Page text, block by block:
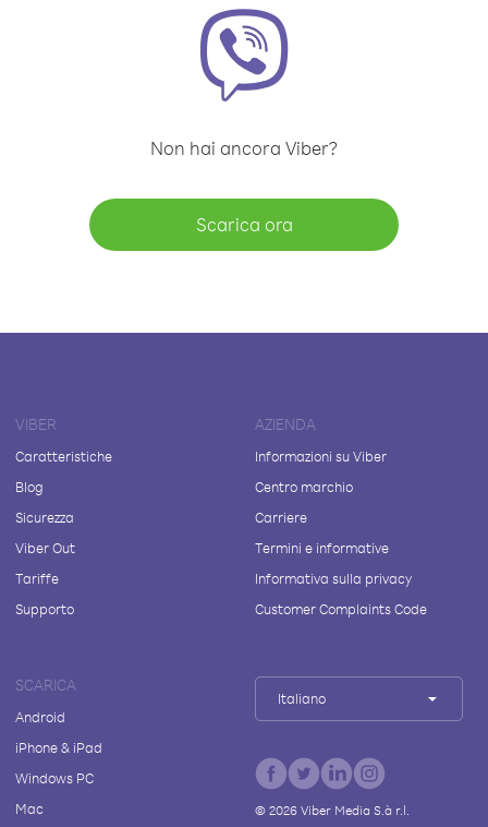
Non hai ancora Viber?
Scarica ora
VIBER
Caratteristiche
Blog
Sicurezza
Viber Out
Tariffe
Supporto
AZIENDA
Informazioni su Viber
Centro marchio
Carriere
Termini e informative
Informativa sulla privacy
Customer Complaints Code
SCARICA
Android
iPhone & iPad
Windows PC
Mac
Italiano
© 2026Viber Media S.à r.l.